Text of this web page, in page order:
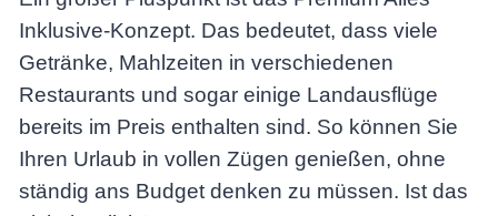
Inklusive-Konzept. Das bedeutet, dass viele
Getränke, Mahlzeiten in verschiedenen
Restaurants und sogar einige Landausflüge
bereits im Preis enthalten sind. So können Sie
Ihren Urlaub in vollen Zügen genießen, ohne
ständig ans Budget denken zu müssen. Ist das